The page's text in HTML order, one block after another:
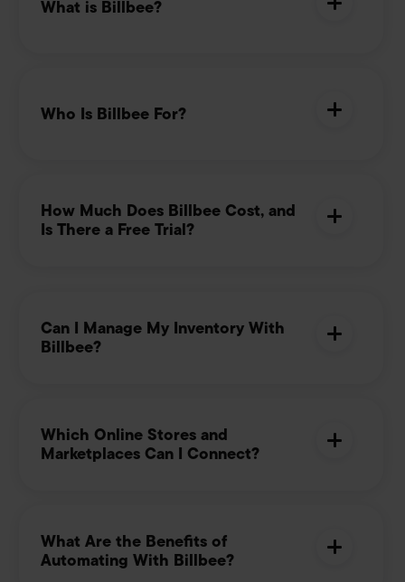
What is Billbee?
Who Is Billbee For?
How Much Does Billbee Cost, and
Is There a Free Trial?
Can I Manage My Inventory With
Billbee?
Which Online Stores and
Marketplaces Can I Connect?
What Are the Benefits of
Automating With Billbee?